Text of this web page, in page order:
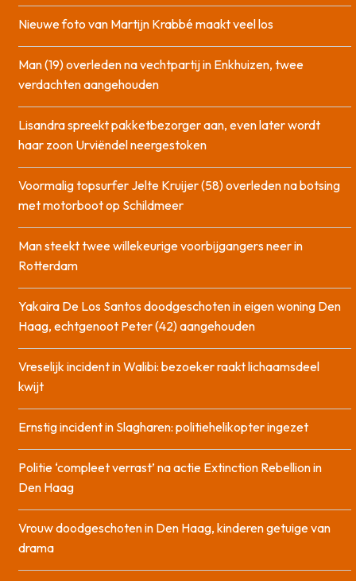
Nieuwe foto van Martijn Krabbé maakt veel los
Man (19) overleden na vechtpartij in Enkhuizen, twee
verdachten aangehouden
Lisandra spreekt pakketbezorger aan, even later wordt
haar zoon Urviëndel neergestoken
Voormalig topsurfer Jelte Kruijer (58) overleden na botsing
met motorboot op Schildmeer
Man steekt twee willekeurige voorbijgangers neer in
Rotterdam
Yakaira De Los Santos doodgeschoten in eigen woning Den
Haag, echtgenoot Peter (42) aangehouden
Vreselijk incident in Walibi: bezoeker raakt lichaamsdeel
kwijt
Ernstig incident in Slagharen: politiehelikopter ingezet
Politie ‘compleet verrast’ na actie Extinction Rebellion in
Den Haag
Vrouw doodgeschoten in Den Haag, kinderen getuige van
drama